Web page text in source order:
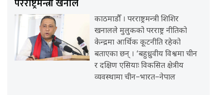
परराष्ट्रमन्त्री खनाल
काठमाडौँ । परराष्ट्रमन्त्री शिशिर
खनालले मुलुकको परराष्ट्र नीतिको
केन्द्रमा आर्थिक कूटनीति रहेको
बताएका छन् । ‘बहुध्रुवीय विश्वमा चीन
र दक्षिण एसियाः विकसित क्षेत्रीय
व्यवस्थामा चीन–भारत–नेपाल